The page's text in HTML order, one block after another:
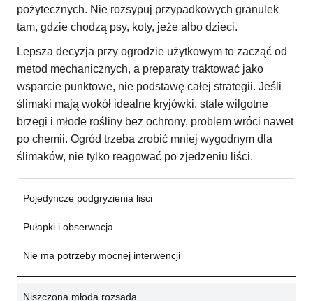
pożytecznych. Nie rozsypuj przypadkowych granulek
tam, gdzie chodzą psy, koty, jeże albo dzieci.
Lepsza decyzja przy ogrodzie użytkowym to zacząć od
metod mechanicznych, a preparaty traktować jako
wsparcie punktowe, nie podstawę całej strategii. Jeśli
ślimaki mają wokół idealne kryjówki, stale wilgotne
brzegi i młode rośliny bez ochrony, problem wróci nawet
po chemii. Ogród trzeba zrobić mniej wygodnym dla
ślimaków, nie tylko reagować po zjedzeniu liści.
Pojedyncze podgryzienia liści
Pułapki i obserwacja
Nie ma potrzeby mocnej interwencji
Niszczona młoda rozsada